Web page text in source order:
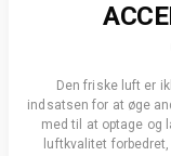
Den friske luft er
indsatsen for at øge
med til at optage og
luftkvalitet